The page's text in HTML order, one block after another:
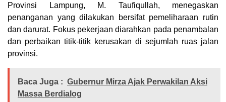
Provinsi Lampung, M. Taufiqullah, menegaskan
penanganan yang dilakukan bersifat pemeliharaan rutin
dan darurat. Fokus pekerjaan diarahkan pada penambalan
dan perbaikan titik-titik kerusakan di sejumlah ruas jalan
provinsi.
Baca Juga : Gubernur Mirza Ajak Perwakilan Aksi
Massa Berdialog